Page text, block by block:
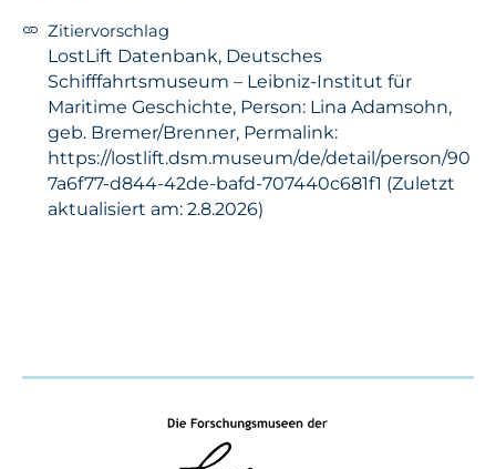
Zitiervorschlag
LostLift Datenbank, Deutsches
Schifffahrtsmuseum – Leibniz-Institut für
Maritime Geschichte, Person: Lina Adamsohn,
geb. Bremer/Brenner, Permalink:
https://lostlift.dsm.museum/de/detail/person/90
7a6f77-d844-42de-bafd-707440c681f1 (Zuletzt
aktualisiert am: 2.8.2026)